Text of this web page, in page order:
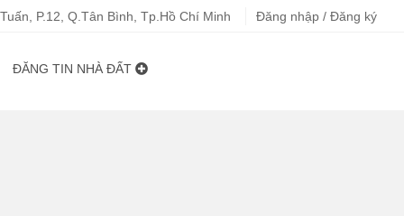
P.12, Q.Tân Bình, Tp.Hồ Chí Minh Đăng nhập / Đăng ký
ĐĂNG TIN NHÀ ĐẤT